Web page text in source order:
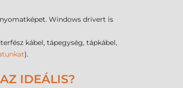
Windows drivert is
kábel, tápegység, tápkábel,
).
IDEÁLIS?